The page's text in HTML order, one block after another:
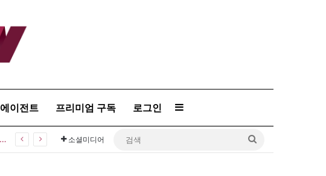
이전트 프리미엄 구독 로그인 Sidebar
[출판] 표현의 자유는 어디까지 허용되는가…김재형 전 대법관 ‘언론과 인격권’ 소셜미디어